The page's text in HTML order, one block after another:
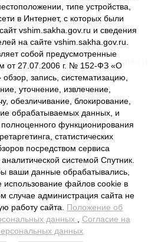
пр. Ленина 1, этаж 9-12
в ознакомительных целях и
офертой,
детали в наших офисах
типе устройства,
в Интернет, с которых были
vshim.sakha.gov.ru и сведения
на сайте vshim.sakha.gov.ru.
собой предусмотренные
от 27.07.2006 г. № 152-ФЗ «О
запись, систематизацию,
уточнение, извлечение,
обезличивание, блокирование,
обрабатываемых данных, и
функционирования
статистических
посредством сервиса
системой Спутник.
ваши данные обрабатывались,
использование файлов cookie в
случае администрация сайта не
работу сайта. Положение об
данных
Согласие на
данных